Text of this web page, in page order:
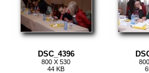
DSC_4396
800 X 530
44 KB